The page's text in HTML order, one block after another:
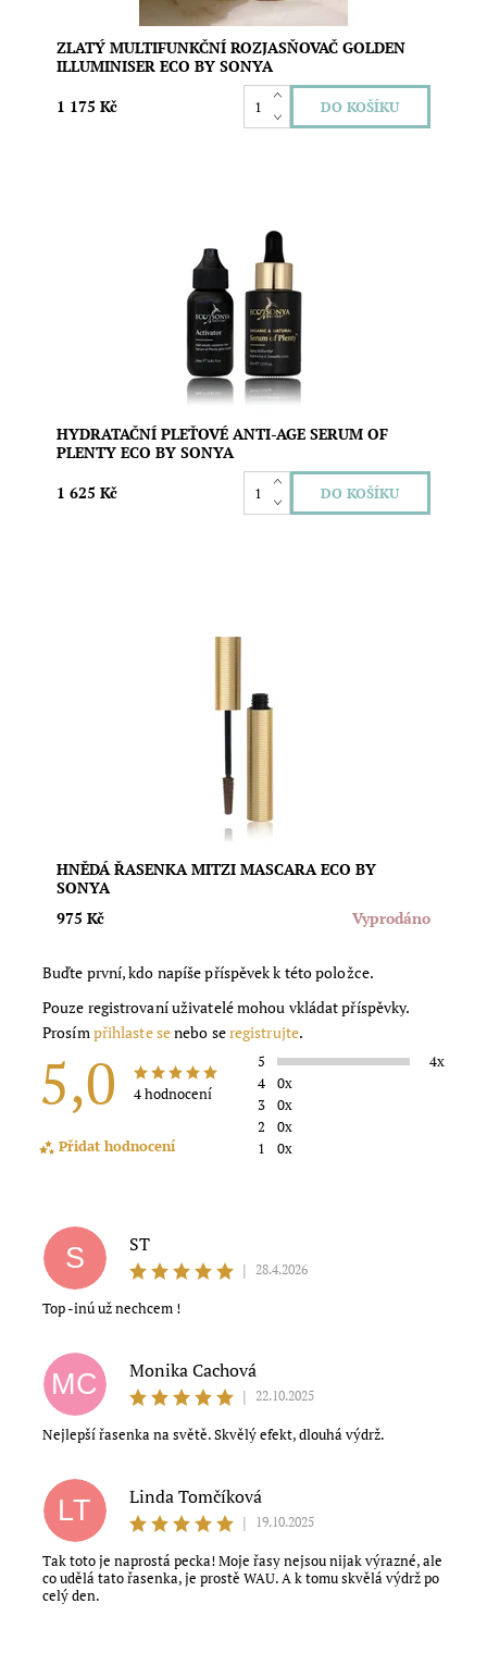
ZLATÝ MULTIFUNKČNÍ ROZJASŇOVAČ GOLDEN
ILLUMINISER ECO BY SONYA
1 175 Kč
efektem, jehož jedinečné složení probudíte přidáním
aktivátoru. Obsahuje vitamín C v aktivní formě, kyselinu
hyaluronovou, aloe vera a extrakt ze sedmikrásky pro
vypnutou, šťavnatou a rozjasněnou pleť....
Skladem
Eco by Sonya
HYDRATAČNÍ PLEŤOVÉ ANTI-AGE SERUM OF
PLENTY ECO BY SONYA
1 625 Kč
řasám objem, délku i elegantní natočení bez slepování a
prvním tahu, zatímco přírodní oleje a vosky o řasy
jemně pečují. Vhodná i pro citlivé oči a...
Vyprodáno
Eco by Sonya
HNĚDÁ ŘASENKA MITZI MASCARA ECO BY
SONYA
975 Kč
Vyprodáno
Buďte první, kdo napíše příspěvek k této položce.
Pouze registrovaní uživatelé mohou vkládat příspěvky.
Prosím přihlaste senebo seregistrujte.
5,0 4 hodnocení
Přidat hodnocení
5
4x
4
0x
3
0x
2
0x
1
0x
Souhlasím s obchodními podmínkami
S
ST
|
28.4.2026
Top -inú už nechcem !
MC
Monika Cachová
|
22.10.2025
Nejlepší řasenka na světě. Skvělý efekt, dlouhá výdrž.
LT
Linda Tomčíková
|
19.10.2025
Tak toto je naprostá pecka! Moje řasy nejsou nijak výrazné, ale
co udělá tato řasenka, je prostě WAU. A k tomu skvělá výdrž po
celý den.